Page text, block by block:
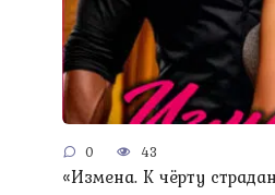
0 43
«Измена. К чёрту